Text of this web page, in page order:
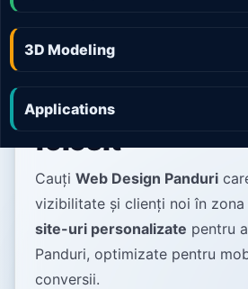
3D Modeling
Applications
Web Design
luminoase și
folosit
Cauți Web Design Panduri
vizibilitate și clienți noi în zona
site-uri personalizate pentru
Panduri, optimizate pentru
conversii.